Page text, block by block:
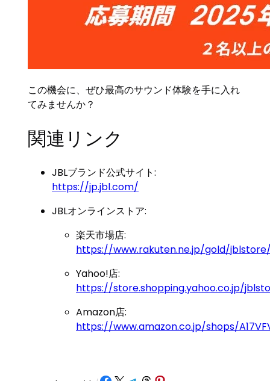
この機会に、ぜひ最高のサウンド体験を手に入れ
てみませんか？
関連リンク
JBLブランド公式サイト:
https://jp.jbl.com/
JBLオンラインストア:
楽天市場店:
https://www.rakuten.ne.jp/gold/
Yahoo!店:
https://store.shopping.yahoo.co.jp/
Amazon店:
https://www.amazon.co.jp/shops/